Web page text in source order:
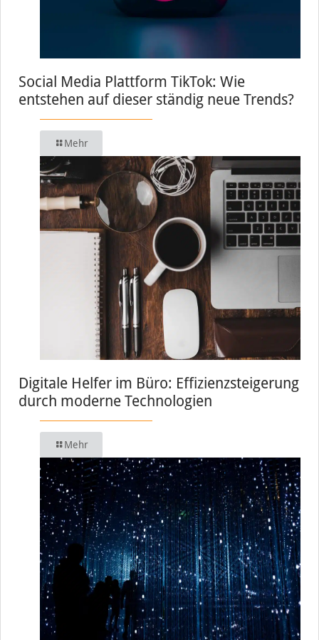
Social Media Plattform TikTok: Wie
entstehen auf dieser ständig neue Trends?
Mehr
Digitale Helfer im Büro: Effizienzsteigerung
durch moderne Technologien
Mehr